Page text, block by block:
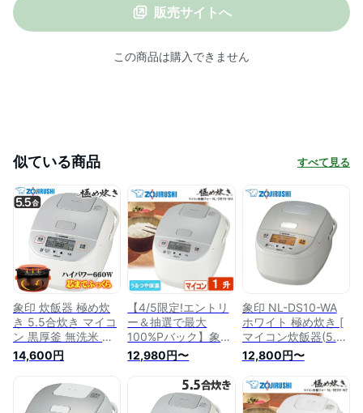
販売サイトへ
この商品は購入できません
似ている商品 すべて見る
象印 炊飯器 極め炊
き 5.5合炊き マイコ
ン 黒厚釜 無洗米 保
温 急速 マイコン炊
飯ジャー 立つしゃも
じ付 NL-DB10-WA
ホワイト5.5合 マイ
コン炊飯器 炊飯ジャ
14,600円
【4/5限定!エントリ
ー＆抽選で最大
100%Pバック】象印
マイコン炊飯ジャー
極め炊き 1升炊き ホ
ワイト NL-DB18-WA
炊飯器 すいはんき
ジャー 保温 黒厚釜
12,980円〜
象印 NL-DS10-WA
ホワイト 極め炊き [
マイコン炊飯器(5.5
合炊き) ]
NLDS10WA 新生活
純正品 メーカー保証
対応 初期不良対応
一人暮らし シンプ
12,800円〜